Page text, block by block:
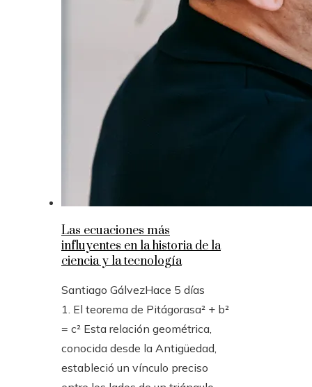
Las ecuaciones más
influyentes en la historia de la
ciencia y la tecnología
Santiago GálvezHace 5 días
1. El teorema de Pitágorasa² + b²
= c² Esta relación geométrica,
conocida desde la Antigüedad,
estableció un vínculo preciso